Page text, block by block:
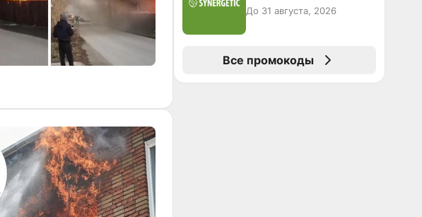
До 31 августа, 2026
Все промокоды